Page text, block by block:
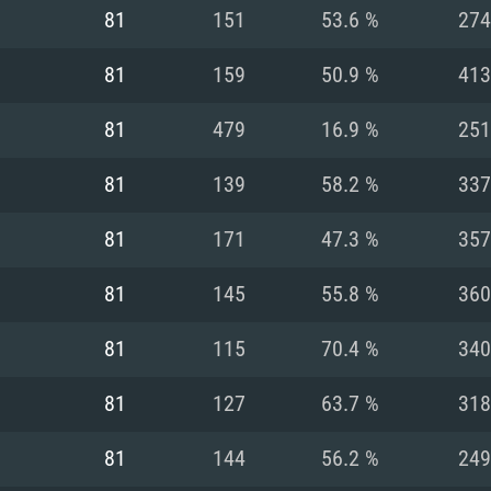
Resolução
Recomendado
superior
Memória: 16 GB
Placa Gráfica:
Nvidia GeForce
(Intel Xeon
Metal.
Recomendado
mais recente
Processador:
Memória: 8 GB
Placa Gráfica:
suporte Metal.
Network:
drivers mais
equivalentes
mínima
Recomendado
recentes (não
AMD (Radeon
Vulkan.
81 151 53.6 % 274
81 159 50.9 % 413
81 479 16.9 % 251
81 139 58.2 % 337
81 171 47.3 % 357
81 145 55.8 % 360
81 115 70.4 % 340
81 127 63.7 % 318
81 144 56.2 % 249